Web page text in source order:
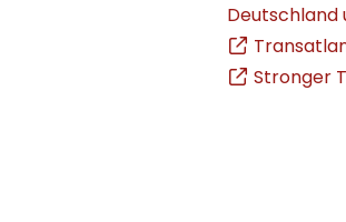
Deutschland
Stronger